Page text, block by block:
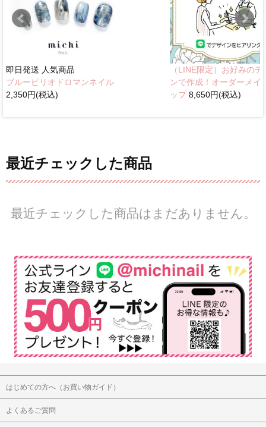
即日発送 人気商品
ブルーピリオドロマンネイル
2,350円(税込)
（LINE限定）お好みのデ
ンで作成！オーダーメイ
ップ8,650円(税込)
最近チェックした商品
最近チェックした商品はまだありません。
はじめての方へ（お買い物ガイド）
よくあるご質問